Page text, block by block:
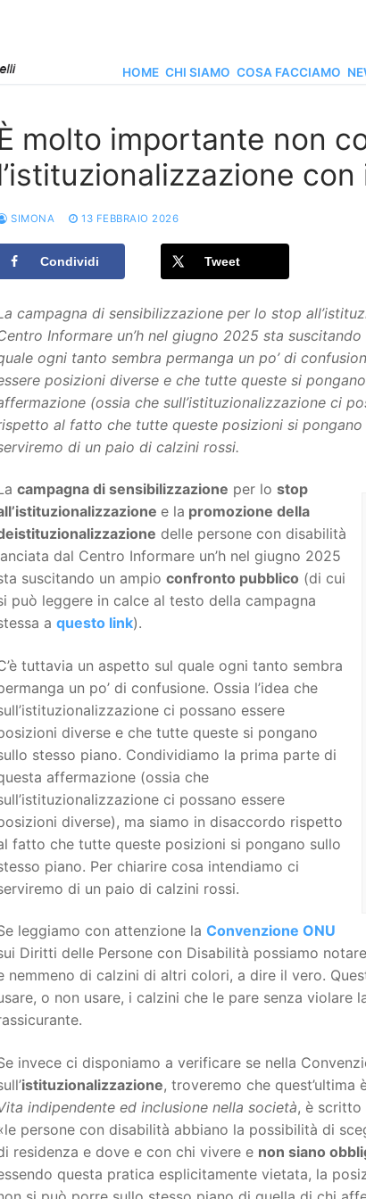
HOME CHI SIAMO COSA FACCIAMO
È molto importante non
SIMONA 13 FEBBRAIO 2026
Condividi Tweet
campagna di sensibilizzazione per lo stop
Informare un’h nel giugno 2025 sta
ogni tanto sembra permanga un po’ di
posizioni diverse e che tutte queste si
(ossia che sull’istituzionalizzazione ci
al fatto che tutte queste posizioni si
di un paio di calzini rossi.
campagna di sensibilizzazione per lo stop
e la promozione della
delle persone con disabilità
dal Centro Informare un’h nel giugno 2025
suscitando un ampio confronto pubblico (di cui
può leggere in calce al testo della campagna
a questo link).
tuttavia un aspetto sul quale ogni tanto sembra
un po’ di confusione. Ossia l’idea che
ci possano essere
diverse e che tutte queste si pongano
stesso piano. Condividiamo la prima parte di
affermazione (ossia che
ci possano essere
diverse), ma siamo in disaccordo rispetto
fatto che tutte queste posizioni si pongano sullo
piano. Per chiarire cosa intendiamo ci
di un paio di calzini rossi.
leggiamo con attenzione la Convenzione ONU
Diritti delle Persone con Disabilità possiamo
nemmeno di calzini di altri colori, a dire il vero.
o non usare, i calzini che le pare senza violare
invece ci disponiamo a verificare se nella
istituzionalizzazione, troveremo che quest’ultima
indipendente ed inclusione nella società, è scritto
persone con disabilità abbiano la possibilità di
residenza e dove e con chi vivere e non siano
questa pratica esplicitamente vietata, la